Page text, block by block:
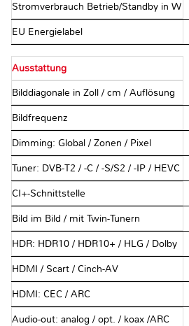
Stromverbrauch Betrieb/Standby in W
EU Energielabel
Ausstattung
Bilddiagonale in Zoll / cm / Auflösung
Bildfrequenz
Dimming: Global / Zonen / Pixel
Tuner: DVB-T2 / -C / -S/S2 / -IP / HEVC
CI+-Schnittstelle
Bild im Bild / mit Twin-Tunern
HDR: HDR10 / HDR10+ / HLG / Dolby
HDMI / Scart / Cinch-AV
HDMI: CEC / ARC
Audio-out: analog / opt. / koax /ARC